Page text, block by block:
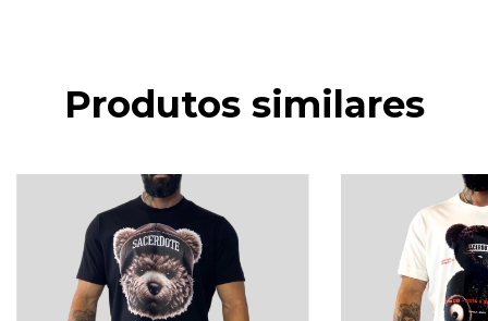
Produtos similares